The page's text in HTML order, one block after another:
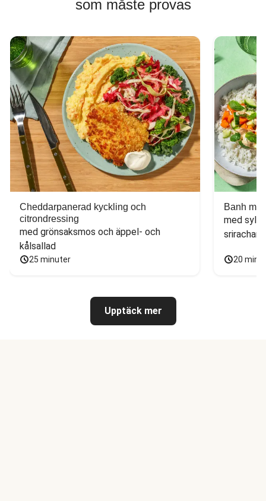
som måste provas
Cheddarpanerad kyckling och
citrondressing
med grönsaksmos och äppel- och
kålsallad
25 minuter
Banh mi-
med
20
Upptäck mer